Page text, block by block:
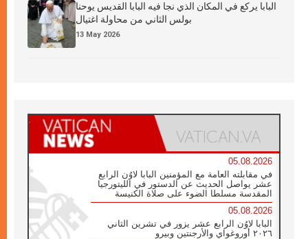
البابا يركع في المكان الذي نجا فيه البابا القديس يوحنا
بولس الثاني من محاولة اغتيال
13 May 2026
05.08.2026
في مقابلته العامة مع المؤمنين البابا لاوُن الرابع
عشر يواصل الحديث عن الدستور في الليتورجيا
المقدسة مسلطا الضوء على صلاة الكنيسة
05.08.2026
البابا لاوُن الرابع عشر يزور في تشرين الثاني
٢٠٢٦ أوروغواي والأرجنتين وبيرو